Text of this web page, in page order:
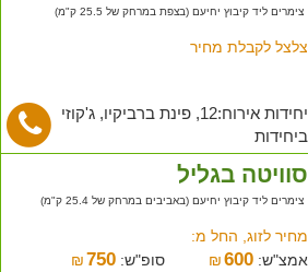
צימרים ליד קיבוץ יחיעם (בצפת במרחק של 25.5 ק"מ)
צלצל לקבלת מחיר
יחידות אירוח:12, פינת ברביקיו, ג'קוזי
ביחידות
סוויטה בגליל
צימרים ליד קיבוץ יחיעם (באביבים במרחק של 25.4 ק"מ)
מחיר לזוג, החל מ:
אמצ"ש:
₪600 סופ"ש: ₪ 750